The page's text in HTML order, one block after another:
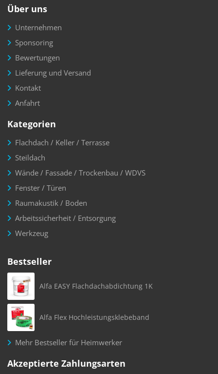
Über uns
Unternehmen
Sponsoring
Bewertungen
Lieferung und Versand
Kontakt
Anfahrt
Kategorien
Flachdach / Keller / Terrasse
Steildach
Wände / Fassade / Trockenbau / WDVS
Fenster / Türen
Raumakustik / Boden
Arbeitssicherheit / Entsorgung
Werkzeug
Bestseller
Alfa EASY Flachdachabdichtung 1K
Alfa Flex Hochleistungsklebeband
Mehr Bestseller für Heimwerker
Akzeptierte Zahlungsarten